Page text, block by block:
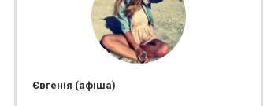
Євгенія (афіша)